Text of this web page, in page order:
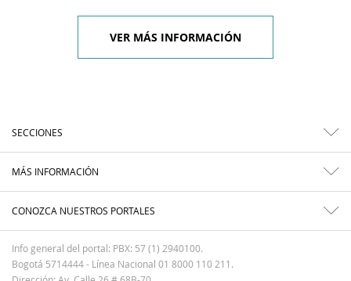
VER MÁS INFORMACIÓN
SECCIONES
MÁS INFORMACIÓN
CONOZCA NUESTROS PORTALES
Info general del portal: PBX: 57 (1) 2940100.
Bogotá 5714444 - Línea Nacional 01 8000 110 211.